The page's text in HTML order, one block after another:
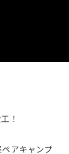
！
アキャンプ